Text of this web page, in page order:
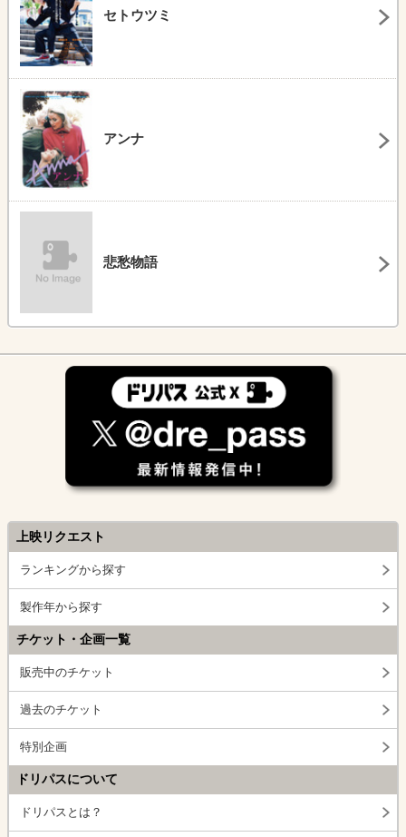
セトウツミ
アンナ
悲愁物語
上映リクエスト
ランキングから探す
製作年から探す
チケット・企画一覧
販売中のチケット
過去のチケット
特別企画
ドリパスについて
ドリパスとは？